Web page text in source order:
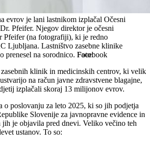
evrov je lani lastnikom izplačal Očesni
Pfeifer. Njegov direktor je očesni
Pfeifer (na fotografiji), ki je redno
Ljubljana. Lastništvo zasebne klinike
prenesel na sorodnico. Facebook
klinik in medicinskih centrov, ki velik
na račun javne zdravstvene blagajne,
izplačali skoraj 13 milijonov evrov.
o poslovanju za leto 2025, ki so jih podjetja
Slovenije za javnopravne evidence in
jih je objavila pred dnevi. Veliko večino teh
ustanov. To so: